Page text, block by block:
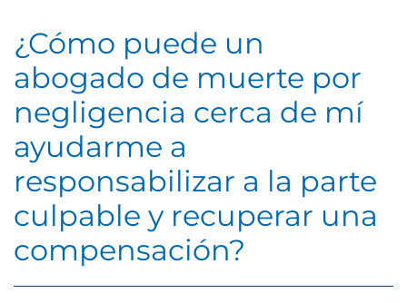
¿Cómo puede un
abogado de muerte por
negligencia cerca de mí
ayudarme a
responsabilizar a la parte
culpable y recuperar una
compensación?